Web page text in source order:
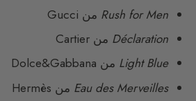
Rush for Men من Gucci
Déclaration من Cartier
Light Blue من Dolce&Gabbana
Eau des Merveilles من Hermès